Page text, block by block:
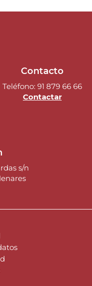
Contacto
Teléfono: 91 879 66 66
Contactar
s/n